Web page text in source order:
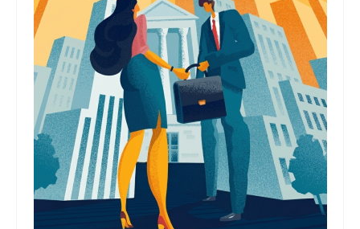
Noticias
Proyectos
Análisis
Contacto